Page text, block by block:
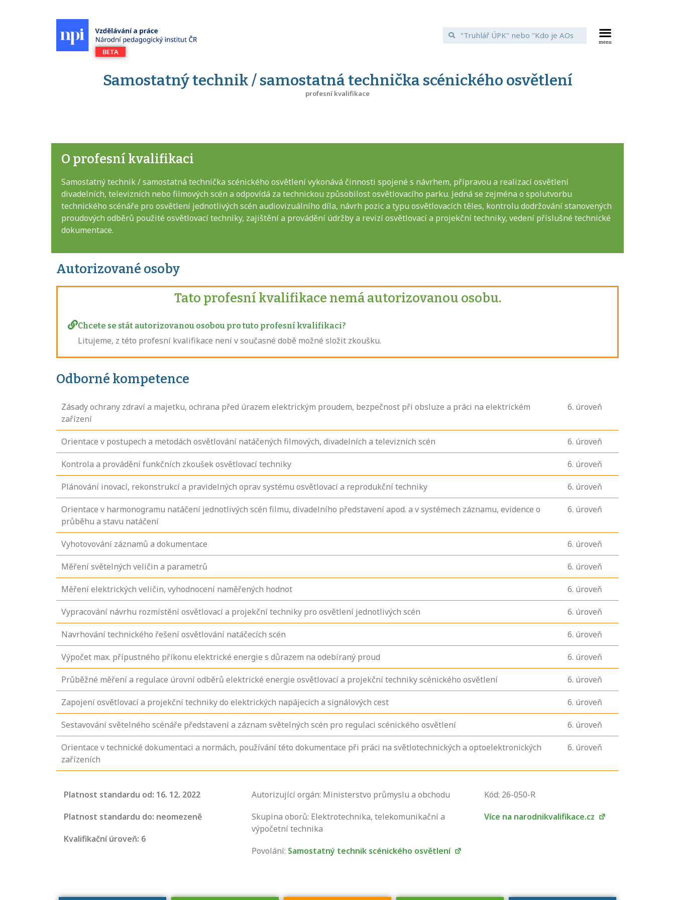
Samostatný technik / samostatná technička scénického osvětlení
profesní kvalifikace
O profesní kvalifikaci
Samostatný technik / samostatná technička scénického osvětlení vykonává činnosti spojené s návrhem, přípravou a realizací osvětlení
divadelních, televizních nebo filmových scén a odpovídá za technickou způsobilost osvětlovacího parku. Jedná se zejména o spolutvorbu
technického scénáře pro osvětlení jednotlivých scén audiovizuálního díla, návrh pozic a typu osvětlovacích těles, kontrolu dodržování stanovených
proudových odběrů použité osvětlovací techniky, zajištění a provádění údržby a revizí osvětlovací a projekční techniky, vedení příslušné technické
dokumentace.
Autorizované osoby
Tato profesní kvalifikace nemá autorizovanou osobu.
Chcete se stát autorizovanou osobou pro tuto profesní kvalifikaci?
Litujeme, z této profesní kvalifikace není v současné době možné složit zkoušku.
Odborné kompetence
Zásady ochrany zdraví a majetku, ochrana před úrazem elektrickým proudem, bezpečnost při obsluze a práci na elektrickém
zařízení
6. úroveň
Orientace v postupech a metodách osvětlování natáčených filmových, divadelních a televizních scén 6. úroveň
Kontrola a provádění funkčních zkoušek osvětlovací techniky 6. úroveň
Plánování inovací, rekonstrukcí a pravidelných oprav systému osvětlovací a reprodukční techniky 6. úroveň
Orientace v harmonogramu natáčení jednotlivých scén filmu, divadelního představení apod. a v systémech záznamu, evidence o
průběhu a stavu natáčení
6. úroveň
Vyhotovování záznamů a dokumentace 6. úroveň
Měření světelných veličin a parametrů 6. úroveň
Měření elektrických veličin, vyhodnocení naměřených hodnot 6. úroveň
Vypracování návrhu rozmístění osvětlovací a projekční techniky pro osvětlení jednotlivých scén 6. úroveň
Navrhování technického řešení osvětlování natáčecích scén 6. úroveň
Výpočet max. přípustného příkonu elektrické energie s důrazem na odebíraný proud 6. úroveň
Průběžné měření a regulace úrovní odběrů elektrické energie osvětlovací a projekční techniky scénického osvětlení 6. úroveň
Zapojení osvětlovací a projekční techniky do elektrických napájecích a signálových cest 6. úroveň
Sestavování světelného scénáře představení a záznam světelných scén pro regulaci scénického osvětlení 6. úroveň
Orientace v technické dokumentaci a normách, používání této dokumentace při práci na světlotechnických a optoelektronických
zařízeních
6. úroveň
Platnost standardu od: 16. 12. 2022
Platnost standardu do: neomezeně
Kvalifikační úroveň: 6
Autorizující orgán: Ministerstvo průmyslu a obchodu
Skupina oborů: Elektrotechnika, telekomunikační a
výpočetní technika
Povolání: Samostatný technik scénického osvětlení
Kód: 26-050-R
Více na narodnikvalifikace.cz
Projděte si
profesních
jaké dovednosti
přihlásit ke
zkoušce a kde
o tom, kdo vás
určitá kvalifikace.